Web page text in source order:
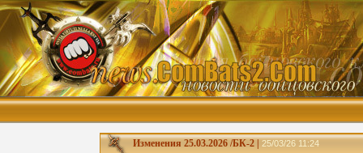
Изменения 25.03.2026 /БК-2 | 25/03/26 11:24